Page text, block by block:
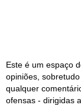
Este é um espaço
opiniões,
qualquer
ofensas - dirigidas